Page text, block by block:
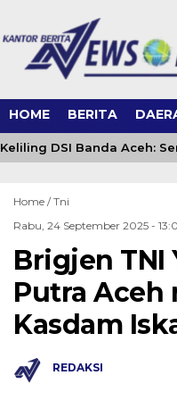
HOME BERITA
DSI Banda Aceh:
Home /Tni
Rabu, 24 September 2025 -
Brigjen TNI
Putra Aceh
Kasdam
REDAKSI